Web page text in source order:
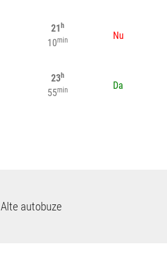
21 h
10min Nu
23h
55min Da
Alte autobuze